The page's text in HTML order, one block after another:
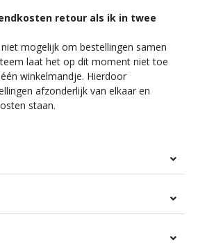
retour als ik in twee
mogelijk om bestellingen samen
laat het op dit moment niet toe
winkelmandje. Hierdoor
afzonderlijk van elkaar en
staan.